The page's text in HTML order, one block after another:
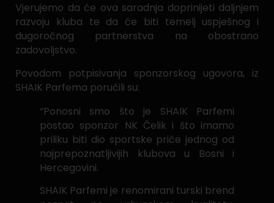
Vjerujemo da će ova saradnja doprinijeti daljnjem
razvoju kluba te da će biti temelj uspješnog i
dugoročnog partnerstva na obostrano
zadovoljstvo.
Povodom potpisivanja sponzorskog ugovora, iz
SHAIK Parfema poručili su:
“Ponosni smo što je SHAIK Parfemi
postao sponzor NK Čelik i što imamo
priliku biti dio sportske priče jednog od
najprepoznatljivijih klubova u Bosni i
Hercegovini.
SHAIK Parfemi je renomirani turski brend